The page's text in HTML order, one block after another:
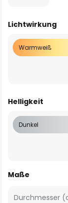
Lichtwirkung
Warmweiß
Helligkeit
Dunkel
Maße
Durchmesser